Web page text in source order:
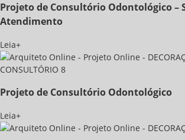
Projeto de Consultório Odontológico –
Atendimento
Leia+
Projeto de Consultório Odontológico
Leia+